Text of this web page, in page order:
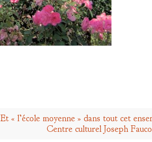
Et « l’école moyenne » dans tout cet
Centre culturel Joseph